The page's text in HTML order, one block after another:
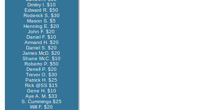
Dmitry I. $10
Edward R. $50
Roderick S. $30
Mason S. $5
Henning E. $20
John F. $20
Daniel F. $10
Armand H. $20
Daniel S. $20
James McD. $20
Shane McC. $10
Roberto P. $50
Derrell P. $20
Trevor O. $30
Patrick H. $25
Rick @SS $15
Gene H. $10
Aye A. M. $33
S. Cummings $25
Will F. $20